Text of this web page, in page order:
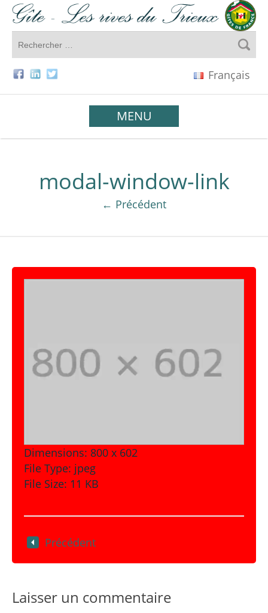
Français
MENU
modal-window-link
← Précédent
Dimensions: 800 x 602
File Type: jpeg
File Size: 11 KB
Précédent
Laisser un commentaire